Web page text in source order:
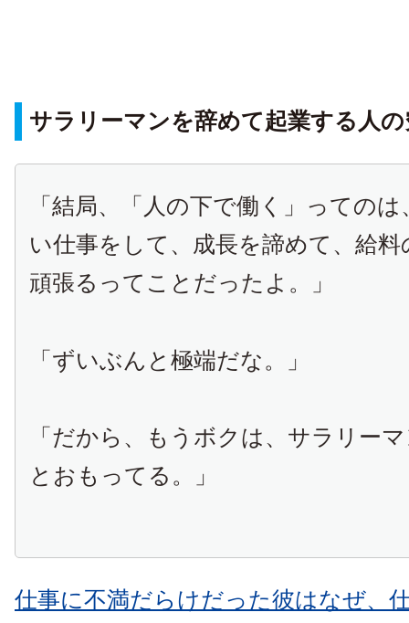
サラリーマンを辞めて起業する人
「結局、「人の下で働く」っての
い仕事をして、成長を諦めて、給
頑張るってことだったよ。」
「ずいぶんと極端だな。」
「だから、もうボクは、サラリー
とおもってる。」
仕事に不満だらけだった彼はなぜ、